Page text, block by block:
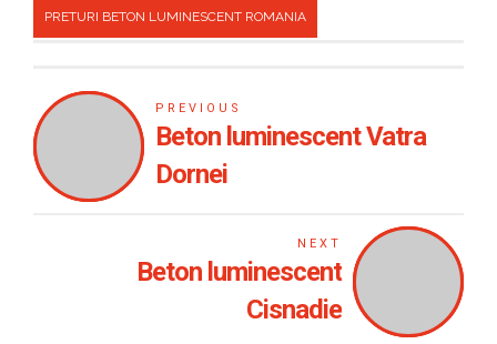
PRETURI BETON LUMINESCENT ROMANIA
PREVIOUS
Beton luminescent Vatra
Dornei
NEXT
Beton luminescent
Cisnadie